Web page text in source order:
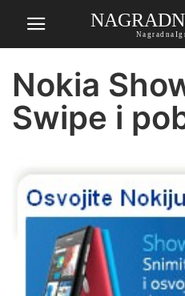
Nokia
Swipe i